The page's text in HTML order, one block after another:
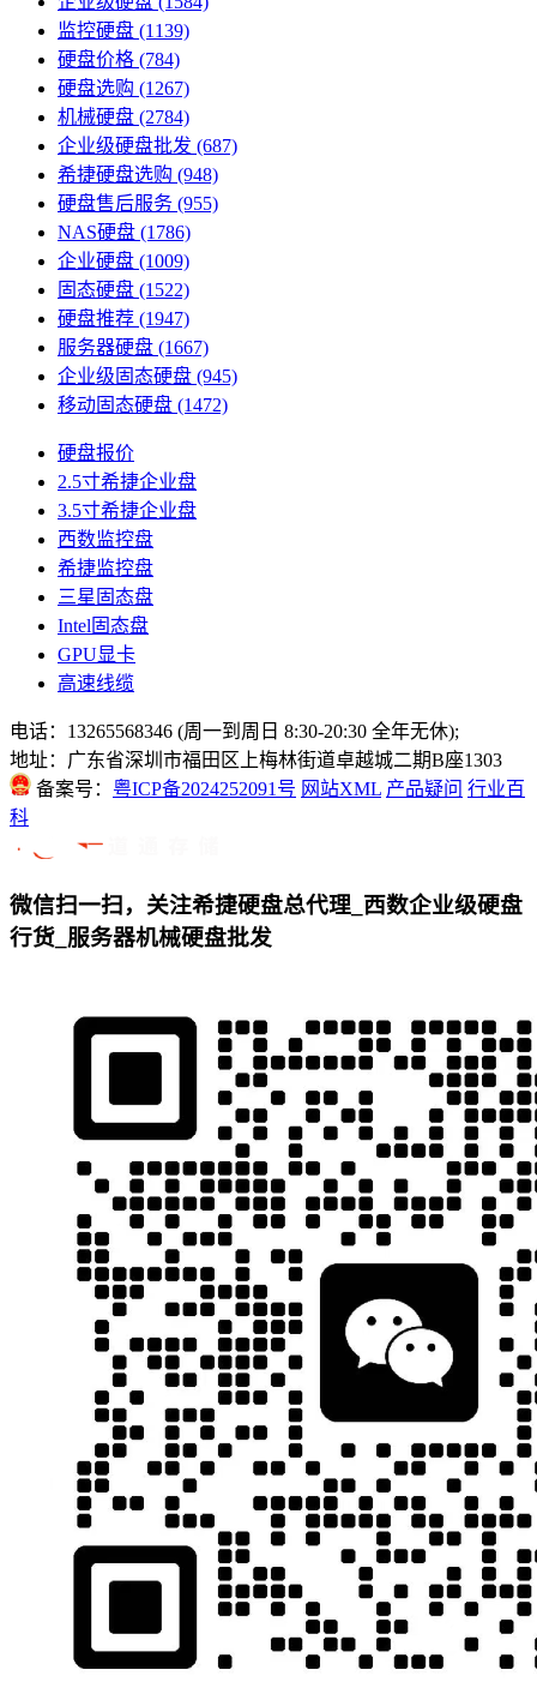
监控硬盘 (1139)
硬盘价格 (784)
硬盘选购 (1267)
机械硬盘 (2784)
企业级硬盘批发 (687)
希捷硬盘选购 (948)
硬盘售后服务 (955)
NAS硬盘 (1786)
企业硬盘 (1009)
固态硬盘 (1522)
硬盘推荐 (1947)
服务器硬盘 (1667)
企业级固态硬盘 (945)
移动固态硬盘 (1472)
硬盘报价
2.5寸希捷企业盘
3.5寸希捷企业盘
西数监控盘
希捷监控盘
三星固态盘
Intel固态盘
GPU显卡
高速线缆
电话：13265568346 (周一到周日 8:30-20:30 全年无休);
地址：广东省深圳市福田区上梅林街道卓越城二期B座1303
备案号： 粤ICP备2024252091号 网站XML 产品疑问 行业百
科
微信扫一扫，关注希捷硬盘总代理_西数企业级硬盘
行货_服务器机械硬盘批发